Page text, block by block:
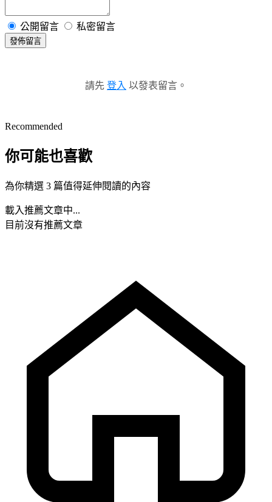
公開留言 私密留言
發佈留言
請先 登入 以發表留言。
Recommended
你可能也喜歡
為你精選 3 篇值得延伸閱讀的內容
載入推薦文章中...
目前沒有推薦文章